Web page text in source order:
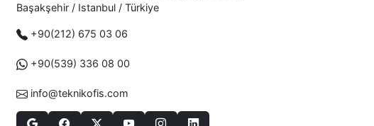
Başakşehir / Istanbul / Türkiye
+90(212) 675 03 06
+90(539) 336 08 00
info@teknikofis.com